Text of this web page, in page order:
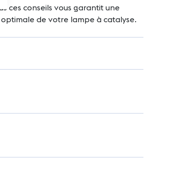
ces conseils vous garantit une
de votre lampe à catalyse.